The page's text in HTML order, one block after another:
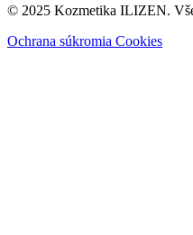
© 2025 Kozmetika ILIZEN.
Ochrana súkromia Cookies